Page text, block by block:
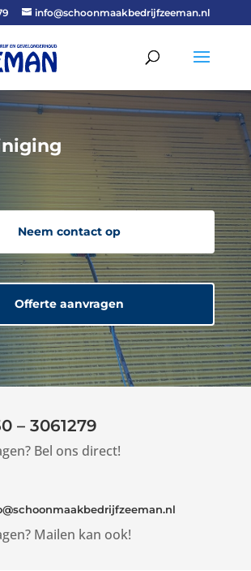
info@schoonmaakbedrijfzeeman.nl
Neem contact op
Offerte aanvragen
– 3061279
Bel ons direct!
Mailen kan ook!